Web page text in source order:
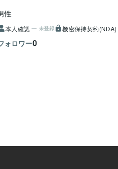
性
本人確認 未登録 機密保持契約(NDA)
ォロワー0